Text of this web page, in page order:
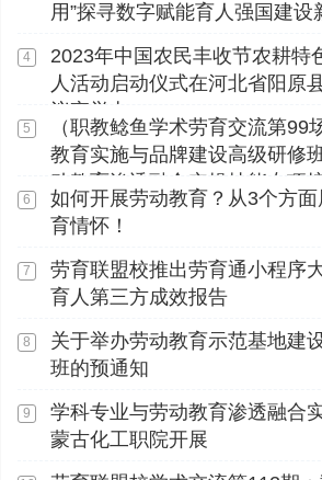
用”探寻数字赋能育人强国建设
4
2023年中国农民丰收节农耕特
人活动启动仪式在河北省阳原
议室举办
5
（职教鲶鱼学术劳育交流第99
教育实施与品牌建设高级研修
动教育渗透融合实操技能专项
工职业学院顺利开展
6
如何开展劳动教育？从3个方
育情怀！
7
劳育联盟校推出劳育通小程序
育人第三方成效报告
8
关于举办劳动教育示范基地建
班的预通知
9
学科专业与劳动教育渗透融合
蒙古化工职院开展